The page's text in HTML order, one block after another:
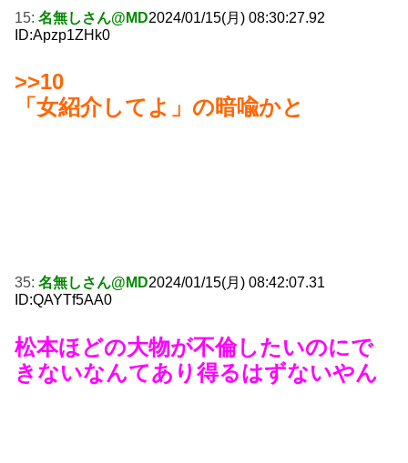
15: 名無しさん@MD2024/01/15(月) 08:30:27.92
ID:Apzp1ZHk0
>>10
「女紹介してよ」の暗喩かと
35: 名無しさん@MD2024/01/15(月) 08:42:07.31
ID:QAYTf5AA0
松本ほどの大物が不倫したいのにで
きないなんてあり得るはずないやん